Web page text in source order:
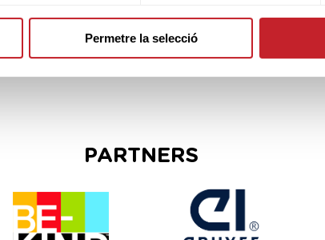
Permetre la selecció
PARTNERS